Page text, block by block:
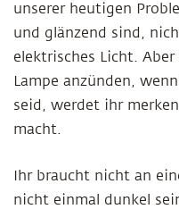
unserer heutigen
und glänzend sind,
elektrisches Licht.
Lampe anzünden,
seid, werdet ihr
macht.
Ihr braucht nicht an
nicht einmal dunkel